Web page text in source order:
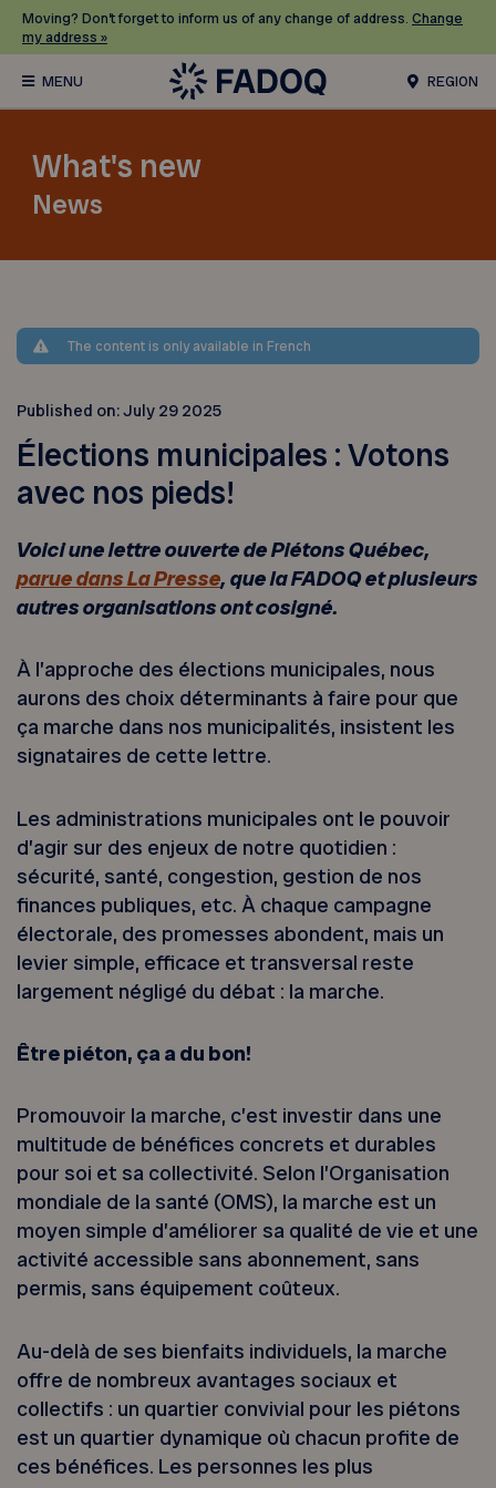
Moving? Don’t forget to inform us of any change of address. Change
my address »
REGION
What's new
News
The content is only available in French
Published on:July 29 2025
Élections municipales : Votons
avec nos pieds!
Voici une lettre ouverte de Piétons Québec,
parue dans La Presse, que la FADOQ et plusieurs
autres organisations ont cosigné.
À l’approche des élections municipales, nous
aurons des choix déterminants à faire pour que
ça marche dans nos municipalités, insistent les
signataires de cette lettre.
Les administrations municipales ont le pouvoir
d’agir sur des enjeux de notre quotidien :
sécurité, santé, congestion, gestion de nos
finances publiques, etc. À chaque campagne
électorale, des promesses abondent, mais un
levier simple, efficace et transversal reste
largement négligé du débat : la marche.
Être piéton, ça a du bon!
Promouvoir la marche, c’est investir dans une
multitude de bénéfices concrets et durables
pour soi et sa collectivité. Selon l’Organisation
mondiale de la santé (OMS), la marche est un
moyen simple d’améliorer sa qualité de vie et une
activité accessible sans abonnement, sans
permis, sans équipement coûteux.
Au-delà de ses bienfaits individuels, la marche
offre de nombreux avantages sociaux et
collectifs : un quartier convivial pour les piétons
est un quartier dynamique où chacun profite de
ces bénéfices. Les personnes les plus